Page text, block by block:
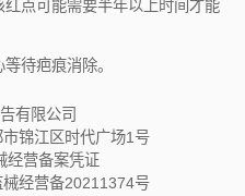
点可能需要半年以上时间才能
待疤痕消除。
有限公司
锦江区时代广场1号
经营备案凭证
经营备20211374号